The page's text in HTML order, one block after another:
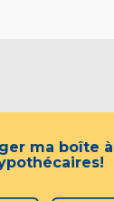
ma boîte